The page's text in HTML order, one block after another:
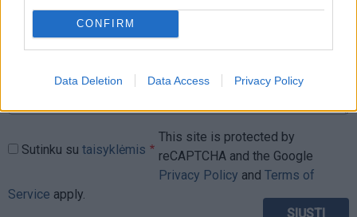
CONFIRM
Data Deletion Data Access Privacy Policy
Sutinku su taisyklėmis
This site is protected by
reCAPTCHA and the Google
Privacy Policy and Terms of
Service apply.